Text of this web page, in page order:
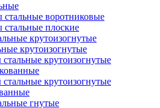
воротниковые
плоские
крутоизогнутые
крутоизогнутые
крутоизогнутые